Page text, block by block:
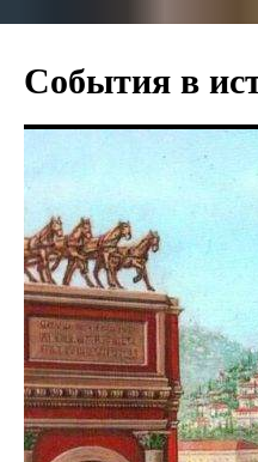
События в